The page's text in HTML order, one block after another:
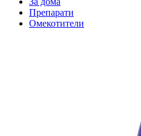
Препарати
Омекотители